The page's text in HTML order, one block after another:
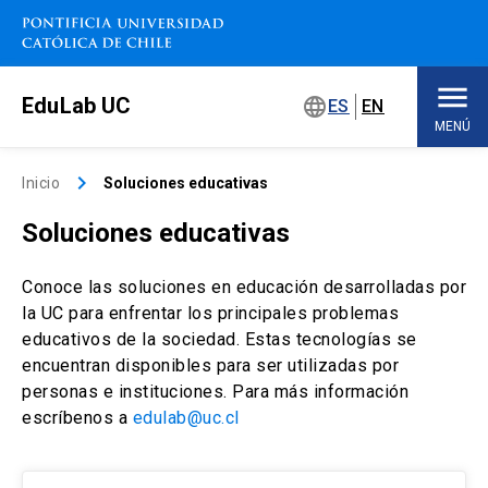
Saltar
contenido
EduLab UC languageES EN
MENÚ
Inicio
Sobre EduLab
Soluciones educativas
Concursos
Espacios de trabajo
Inicio keyboard_arrow_right Soluciones educativas
Soluciones educativas
Conoce las soluciones en educación desarrolladas por
la UC para enfrentar los principales problemas
educativos de la sociedad. Estas tecnologías se
encuentran disponibles para ser utilizadas por
personas e instituciones. Para más información
escríbenos a edulab@uc.cl